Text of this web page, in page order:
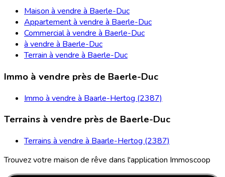
Maison à vendre à Baerle-Duc
Appartement à vendre à Baerle-Duc
Commercial à vendre à Baerle-Duc
à vendre à Baerle-Duc
Terrain à vendre à Baerle-Duc
Immo à vendre près de Baerle-Duc
Immo à vendre à Baarle-Hertog (2387)
Terrains à vendre près de Baerle-Duc
Terrains à vendre à Baarle-Hertog (2387)
Trouvez votre maison de rêve dans l'application Immoscoop